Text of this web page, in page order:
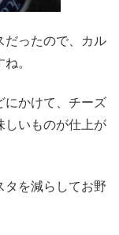
だったので、カル
。
にかけて、チーズ
しいものが仕上が
タを減らしてお野